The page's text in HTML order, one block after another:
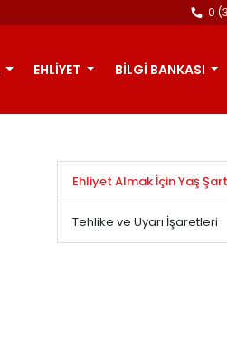
0
EHLİYET BİLGİ BANKASI
Ehliyet Almak İçin Yaş
Tehlike ve Uyarı İşaretleri